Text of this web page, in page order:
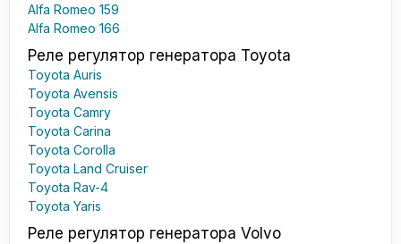
Alfa Romeo 159
Alfa Romeo 166
Реле регулятор генератора Toyota
Toyota Auris
Toyota Avensis
Toyota Camry
Toyota Carina
Toyota Corolla
Toyota Land Cruiser
Toyota Rav-4
Toyota Yaris
Реле регулятор генератора Volvo